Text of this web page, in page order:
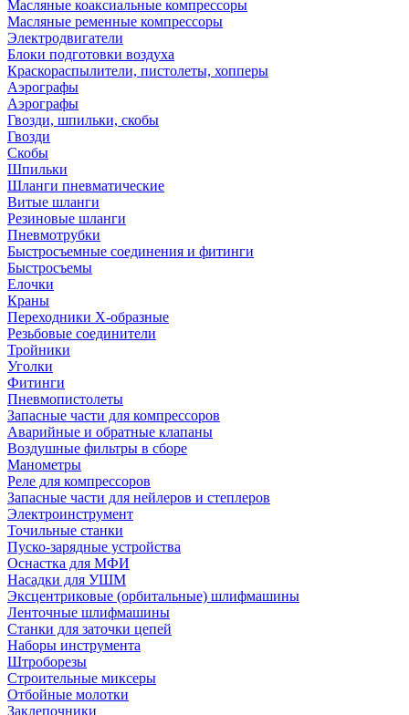
Масляные коаксиальные компрессоры
Масляные ременные компрессоры
Электродвигатели
Блоки подготовки воздуха
Краскораспылители, пистолеты, хопперы
Аэрографы
Аэрографы
Гвозди, шпильки, скобы
Гвозди
Скобы
Шпильки
Шланги пневматические
Витые шланги
Резиновые шланги
Пневмотрубки
Быстросъемные соединения и фитинги
Быстросъемы
Елочки
Краны
Переходники Х-образные
Резьбовые соединители
Тройники
Уголки
Фитинги
Пневмопистолеты
Запасные части для компрессоров
Аварийные и обратные клапаны
Воздушные фильтры в сборе
Манометры
Реле для компрессоров
Запасные части для нейлеров и степлеров
Электроинструмент
Точильные станки
Пуско-зарядные устройства
Оснастка для МФИ
Насадки для УШМ
Эксцентриковые (орбитальные) шлифмашины
Ленточные шлифмашины
Станки для заточки цепей
Наборы инструмента
Штроборезы
Строительные миксеры
Отбойные молотки
Заклепочники